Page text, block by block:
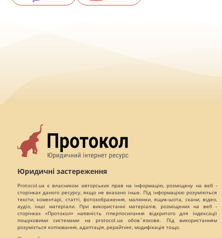
Юридичні застереження
Protocol.ua є власником авторських прав на інформацію, розміщену на веб -
сторінках даного ресурсу, якщо не вказано інше. Під інформацією розуміються
тексти, коментарі, статті, фотозображення, малюнки, ящик-шота, скани, відео,
аудіо, інші матеріали. При використанні матеріалів, розміщених на веб -
сторінках «Протокол» наявність гіперпосилання відкритого для індексації
пошуковими системами на protocol.ua обов`язкове. Під використанням
розуміється копіювання, адаптація, рерайтинг, модифікація тощо.